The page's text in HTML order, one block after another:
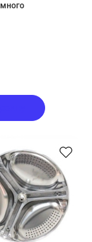
много